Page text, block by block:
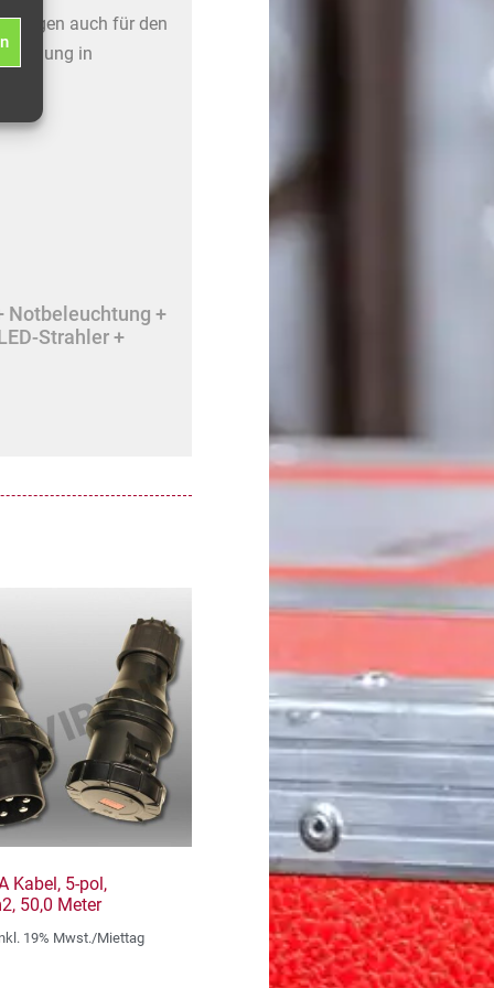
auch für den
in
Notbeleuchtung +
Strahler +
Kabel, 5-pol,
50,0 Meter
19% Mwst./Miettag